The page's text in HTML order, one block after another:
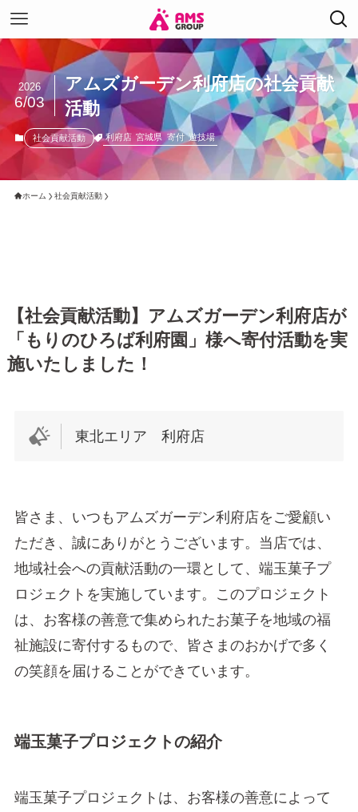
アムズガーデン利府店の社会貢献
活動
2026
6/03
社会貢献活動 利府店 宮城県 寄付 遊技場
ホーム 社会貢献活動
【社会貢献活動】アムズガーデン利府店が
「もりのひろば利府園」様へ寄付活動を実
施いたしました！
東北エリア 利府店
皆さま、いつもアムズガーデン利府店をご愛顧い
ただき、誠にありがとうございます。当店では、
地域社会への貢献活動の一環として、端玉菓子プ
ロジェクトを実施しています。このプロジェクト
は、お客様の善意で集められたお菓子を地域の福
祉施設に寄付するもので、皆さまのおかげで多く
の笑顔を届けることができています。
端玉菓子プロジェクトの紹介
端玉菓子プロジェクトは、お客様の善意によって